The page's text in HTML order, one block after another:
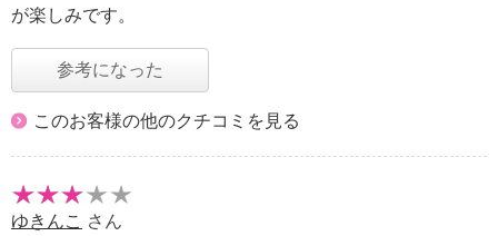
が楽しみです。
参考になった
このお客様の他のクチコミを見る
ゆきんこ さん